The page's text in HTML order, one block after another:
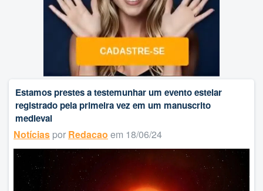
Estamos prestes a testemunhar um evento estelar
registrado pela primeira vez em um manuscrito
medieval
Notícias por Redacao em 18/06/24